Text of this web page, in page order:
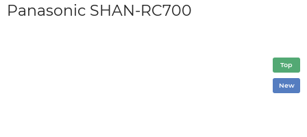
Panasonic SHAN-RC700
Top
New